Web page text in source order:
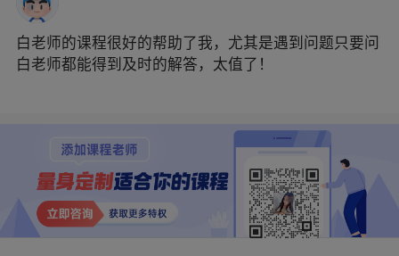
白老师的课程很好的帮助了我，尤其是遇到问题只要问
白老师都能得到及时的解答，太值了！